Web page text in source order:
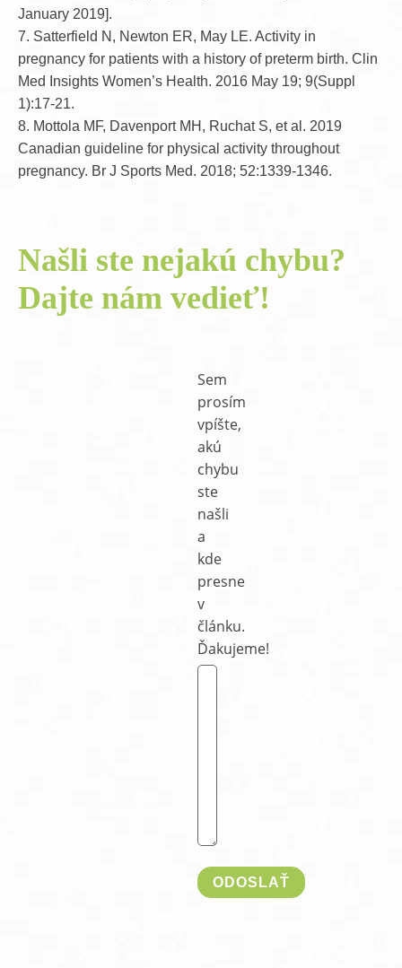
January 2019].
7. Satterfield N, Newton ER, May LE. Activity in
pregnancy for patients with a history of preterm birth. Clin
Med Insights Women’s Health. 2016 May 19; 9(Suppl
1):17-21.
8. Mottola MF, Davenport MH, Ruchat S, et al. 2019
Canadian guideline for physical activity throughout
pregnancy. Br J Sports Med. 2018; 52:1339-1346.
Našli ste nejakú chybu?
Dajte nám vedieť!
Sem
prosím
vpíšte,
akú
chybu
ste
našli
a
kde
presne
v
článku.
Ďakujeme!